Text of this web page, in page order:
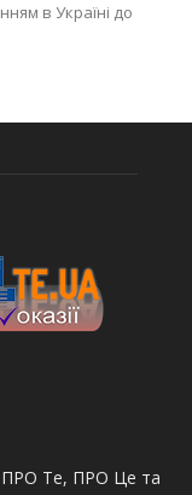
в Україні до
ПРО Те, ПРО Це та